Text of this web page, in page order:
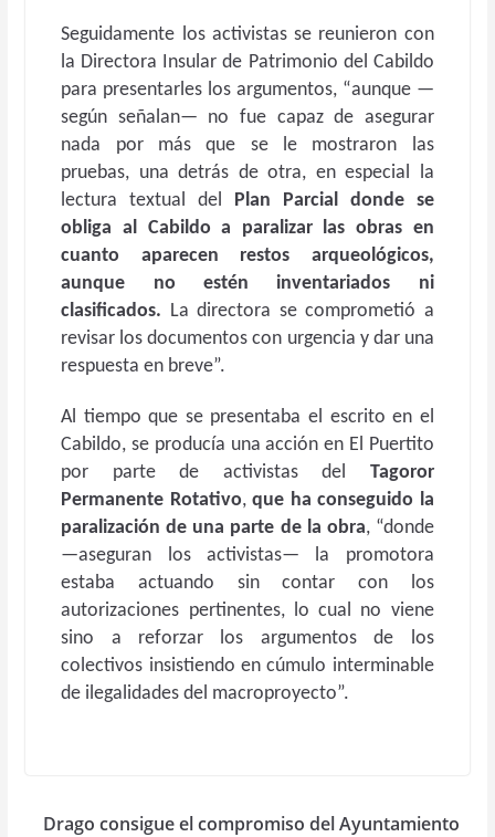
Seguidamente los activistas se reunieron con
la Directora Insular de Patrimonio del Cabildo
para presentarles los argumentos, “aunque —
según señalan— no fue capaz de asegurar
nada por más que se le mostraron las
pruebas, una detrás de otra, en especial la
lectura textual del Plan Parcial donde se
obliga al Cabildo a paralizar las obras en
cuanto aparecen restos arqueológicos,
aunque no estén inventariados ni
clasificados. La directora se comprometió a
revisar los documentos con urgencia y dar una
respuesta en breve”.
Al tiempo que se presentaba el escrito en el
Cabildo, se producía una acción en El Puertito
por parte de activistas del Tagoror
Permanente Rotativo,que ha conseguido la
paralización de una parte de la obra, “donde
—aseguran los activistas— la promotora
estaba actuando sin contar con los
autorizaciones pertinentes, lo cual no viene
sino a reforzar los argumentos de los
colectivos insistiendo en cúmulo interminable
de ilegalidades del macroproyecto”.
Drago consigue el compromiso del Ayuntamiento